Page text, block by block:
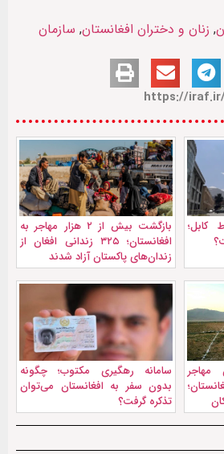
, زنان و دختران افغانستان, سازمان
بازگشت بیش از ۲ هزار مهاجر به
افغانستان؛ ۳۲۵ زندانی افغان از
زندان‌های پاکستان آزاد شدند
مهاجر
افغانستان؛
سامانه رهگیری مکتوب؛ چگونه
بدون سفر به افغانستان می‌توان
تذکره گرفت؟